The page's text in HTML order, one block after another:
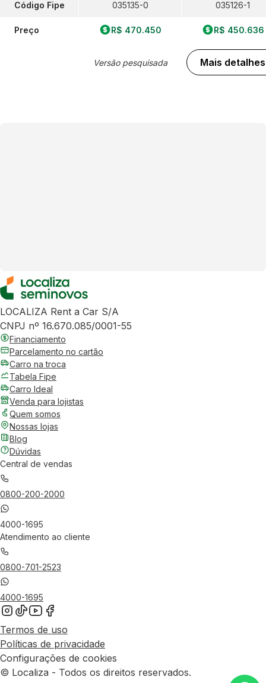
Código Fipe
Preço
035135-0
R$ 470.450
Versão pesquisada
035126-1
R$ 450.636
Mais detalhes
LOCALIZA Rent a Car S/A
CNPJ nº 16.670.085/0001-55
Financiamento
Parcelamento no cartão
Carro na troca
Tabela Fipe
Carro Ideal
Venda para lojistas
Quem somos
Nossas lojas
Blog
Dúvidas
Central de vendas
0800-200-2000
4000-1695
Atendimento ao cliente
0800-701-2523
4000-1695
Termos de uso
Políticas de privacidade
Configurações de cookies
© Localiza - Todos os direitos reservados.